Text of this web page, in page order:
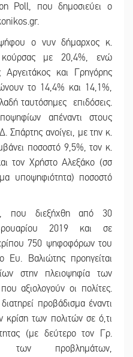
Poll, που δημοσιεύει ο
ψήφου ο νυν δήμαρχος κ.
κούρσας με 20,4%, ενώ
και Γρηγόρης
το 14,4% και 14,1%,
ταυτόσημες επιδόσεις.
απέναντι στους
Σπάρτης ανοίγει, με την κ.
ποσοστό 9,5%, τον κ.
τον Χρήστο Αλεξάκο (σσ
υποψηφιότητα) ποσοστό
που διεξήχθη από 30
2019 και σε
750 ψηφοφόρων του
Βαλιώτης προηγείται
στην πλειοψηφία των
αξιολογούν οι πολίτες.
προβάδισμα έναντι
των πολιτών σε ό,τι
(με δεύτερο τον Γρ.
των προβλημάτων,